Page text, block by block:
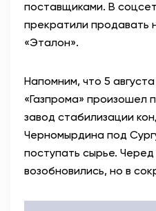
поставщиками. В
прекратили продавать
«Эталон».
Напомним, что 5
«Газпрома» произошел
завод стабилизации
Черномырдина под
поступать сырье.
возобновились, но в